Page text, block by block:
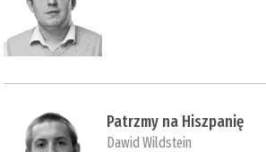
Patrzmy na Hiszpanię
Dawid Wildstein